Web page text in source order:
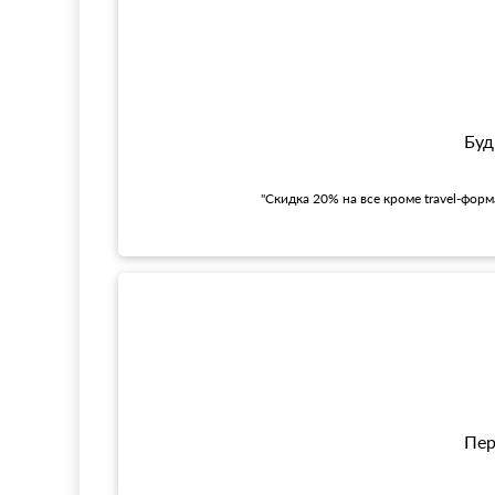
"Скидка 20% на все кроме travel-